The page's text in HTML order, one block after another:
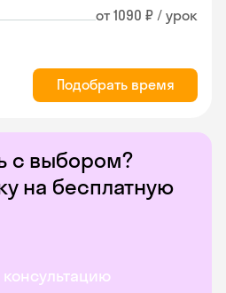
с выбором?
на бесплатную
консультацию
от 1090 ₽ / урок
Подобрать время